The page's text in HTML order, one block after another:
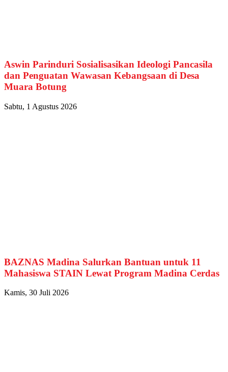
Aswin Parinduri Sosialisasikan Ideologi Pancasila
dan Penguatan Wawasan Kebangsaan di Desa
Muara Botung
Sabtu, 1 Agustus 2026
BAZNAS Madina Salurkan Bantuan untuk 11
Mahasiswa STAIN Lewat Program Madina Cerdas
Kamis, 30 Juli 2026